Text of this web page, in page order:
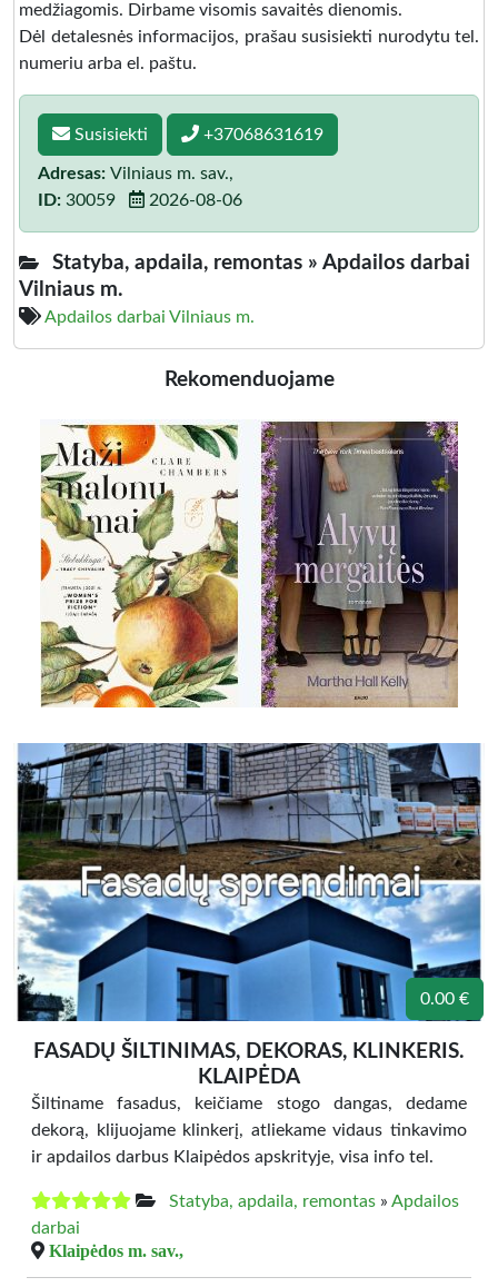
medžiagomis. Dirbame visomis savaitės dienomis.
Dėl detalesnės informacijos, prašau susisiekti nurodytu tel.
numeriu arba el. paštu.
Susisiekti +37068631619
Adresas: Vilniaus m. sav.,
ID: 30059 2026-08-06
Statyba, apdaila, remontas » Apdailos darbai
Vilniaus m.
Apdailos darbai Vilniaus m.
Rekomenduojame
0.00 €
FASADŲ ŠILTINIMAS, DEKORAS, KLINKERIS.
KLAIPĖDA
Šiltiname fasadus, keičiame stogo dangas, dedame
dekorą, klijuojame klinkerį, atliekame vidaus tinkavimo
ir apdailos darbus Klaipėdos apskrityje, visa info tel.
Statyba, apdaila, remontas » Apdailos
darbai
Klaipėdos m. sav.,